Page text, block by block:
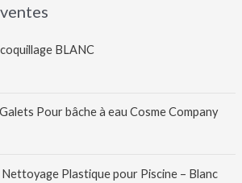
BLANC
Pour bâche à eau Cosme Company
Plastique pour Piscine – Blanc